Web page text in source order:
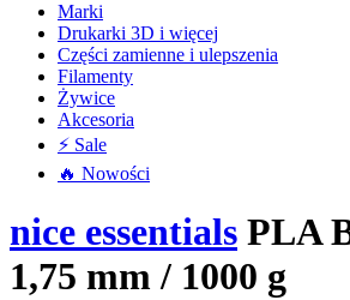
Marki
Drukarki 3D i więcej
Części zamienne i ulepszenia
Filamenty
Żywice
Akcesoria
⚡ Sale
🔥 Nowości
nice essentials PLA
1,75 mm / 1000 g